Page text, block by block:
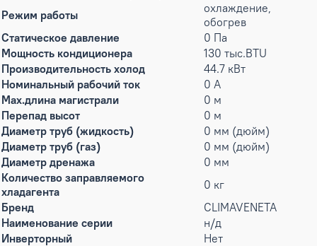
Режим работы
охлаждение,
обогрев
Статическое давление
0 Па
Мощность кондиционера
130 тыс.BTU
Производительность холод
44.7 кВт
Номинальный рабочий ток
0 А
Max.длина магистрали
0 м
Перепад высот
0 м
Диаметр труб (жидкость)
0 мм (дюйм)
Диаметр труб (газ)
0 мм (дюйм)
Диаметр дренажа
0 мм
Количество заправляемого
хладагента
0 кг
Бренд
CLIMAVENETA
Наименование серии
н/д
Инверторный
Нет